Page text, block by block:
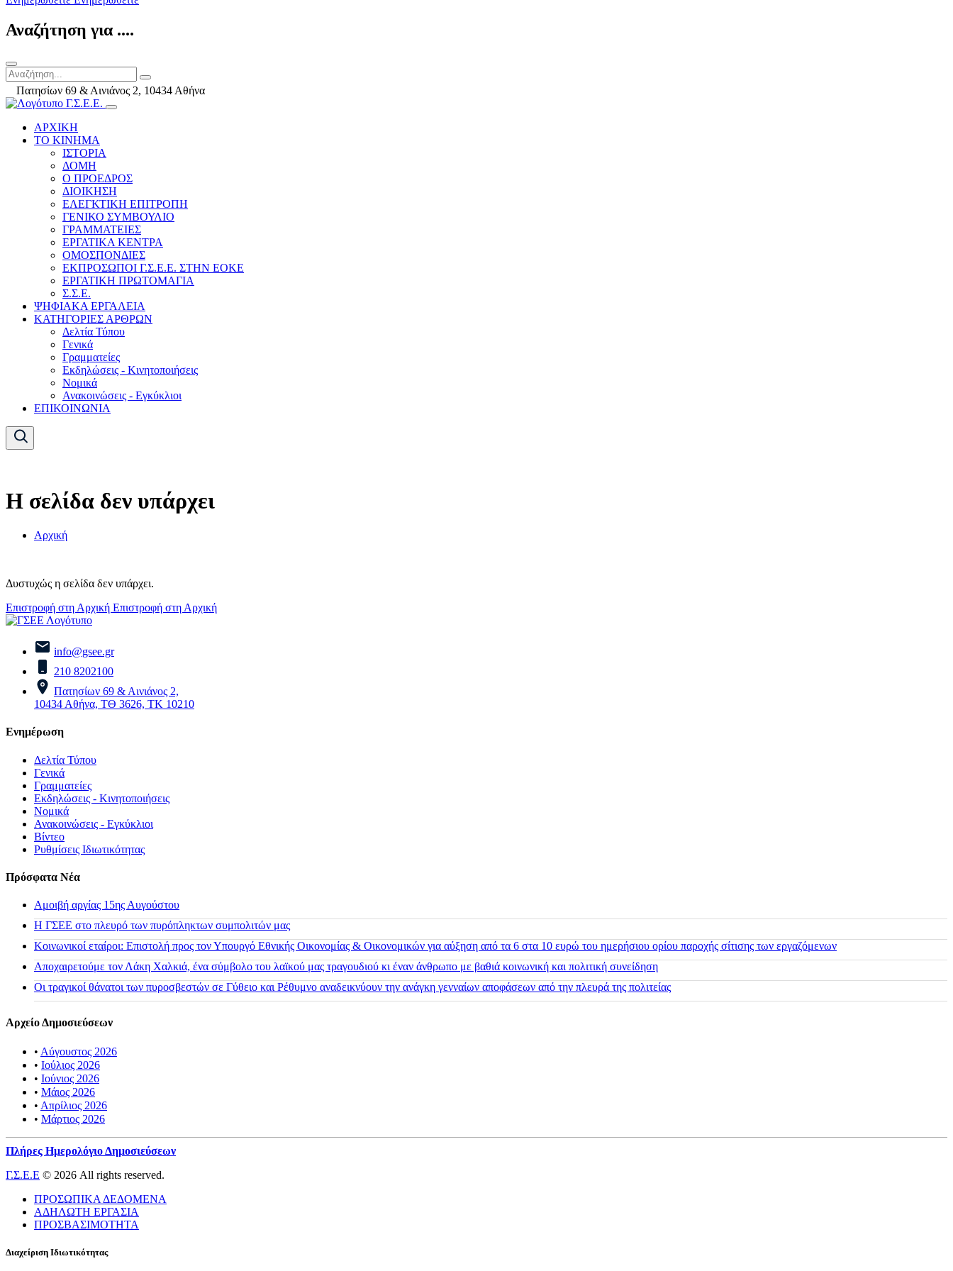
Αναζήτηση για ....
Πατησίων 69 & Αινιάνος 2, 10434 Αθήνα
ΑΡΧΙΚΗ
ΤΟ ΚΙΝΗΜΑ
ΙΣΤΟΡΙΑ
ΔΟΜΗ
Ο ΠΡΟΕΔΡΟΣ
ΔΙΟΙΚΗΣΗ
ΕΛΕΓΚΤΙΚΗ ΕΠΙΤΡΟΠΗ
ΓΕΝΙΚΟ ΣΥΜΒΟΥΛΙΟ
ΓΡΑΜΜΑΤΕΙΕΣ
ΕΡΓΑΤΙΚΑ ΚΕΝΤΡΑ
ΟΜΟΣΠΟΝΔΙΕΣ
ΕΚΠΡΟΣΩΠΟΙ Γ.Σ.Ε.Ε. ΣΤΗΝ ΕΟΚΕ
ΕΡΓΑΤΙΚΗ ΠΡΩΤΟΜΑΓΙΑ
Σ.Σ.Ε.
ΨΗΦΙΑΚΑ ΕΡΓΑΛΕΙΑ
ΚΑΤΗΓΟΡΙΕΣ ΑΡΘΡΩΝ
Δελτία Τύπου
Γενικά
Γραμματείες
Εκδηλώσεις - Κινητοποιήσεις
Νομικά
Ανακοινώσεις - Εγκύκλιοι
ΕΠΙΚΟΙΝΩΝΙΑ
Η σελίδα δεν υπάρχει
Αρχική
Δυστυχώς η σελίδα δεν υπάρχει.
Επιστροφή στη Αρχική Επιστροφή στη Αρχική
info@gsee.gr
210 8202100
Πατησίων 69 & Αινιάνος 2,
10434 Αθήνα, ΤΘ 3626, ΤΚ 10210
Ενημέρωση
Δελτία Τύπου
Γενικά
Γραμματείες
Εκδηλώσεις - Κινητοποιήσεις
Νομικά
Ανακοινώσεις - Εγκύκλιοι
Βίντεο
Ρυθμίσεις Ιδιωτικότητας
Πρόσφατα Νέα
Αμοιβή αργίας 15ης Αυγούστου
H ΓΣΕΕ στο πλευρό των πυρόπληκτων συμπολιτών μας
Κοινωνικοί εταίροι: Επιστολή προς τον Υπουργό Εθνικής Οικονομίας & Οικονομικών για αύξηση από τα 6 στα 10 ευρώ του ημερήσιου ορίου παροχής σίτισης των εργαζόμενων
Αποχαιρετούμε τον Λάκη Χαλκιά, ένα σύμβολο του λαϊκού μας τραγουδιού κι έναν άνθρωπο με βαθιά κοινωνική και πολιτική συνείδηση
Οι τραγικοί θάνατοι των πυροσβεστών σε Γύθειο και Ρέθυμνο αναδεικνύουν την ανάγκη γενναίων αποφάσεων από την πλευρά της πολιτείας
Αρχείο Δημοσιεύσεων
• Αύγουστος 2026
• Ιούλιος 2026
• Ιούνιος 2026
• Μάιος 2026
• Απρίλιος 2026
• Μάρτιος 2026
Πλήρες Ημερολόγιο Δημοσιεύσεων
Γ.Σ.Ε.Ε © 2026 All rights reserved.
ΠΡΟΣΩΠΙΚΑ ΔΕΔΟΜΕΝΑ
ΑΔΗΛΩΤΗ ΕΡΓΑΣΙΑ
ΠΡΟΣΒΑΣΙΜΟΤΗΤΑ
Διαχείριση Ιδιωτικότητας